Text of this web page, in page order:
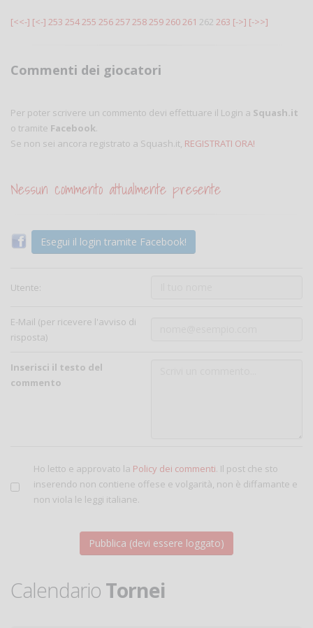
[<<-] [<-] 253 254255 256257258259260261 262 263 [->] [->>]
Commenti dei giocatori
Per poter scrivere un commento devi effettuare il Login a Squash.it
o tramite Facebook.
Se non sei ancora registrato a Squash.it, REGISTRATI ORA!
Nessun commento attualmente presente
Esegui il login tramite Facebook!
Utente:
E-Mail (per ricevere l'avviso di
risposta)
Inserisci il testo del
commento
Ho letto e approvato la Policy dei commenti. Il post che sto
inserendo non contiene offese e volgarità, non è diffamante e
non viola le leggi italiane.
Calendario Tornei